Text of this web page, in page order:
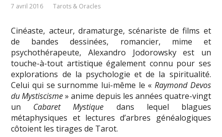
7 avril 2016 Tarots & Oracles
Cinéaste, acteur, dramaturge, scénariste de films et
de bandes dessinées, romancier, mime et
psychothérapeute, Alexandro Jodorowsky est un
touche-à-tout artistique également connu pour ses
explorations de la psychologie et de la spiritualité.
Celui qui se surnomme lui-même le « Raymond Devos
du Mystiscisme» anime depuis les années quatre-vingt
un Cabaret Mystique dans lequel blagues
métaphysiques et lectures d’arbres généalogiques
côtoient les tirages de Tarot.